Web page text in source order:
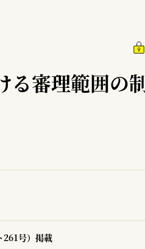
る審理範囲の
261号）掲載